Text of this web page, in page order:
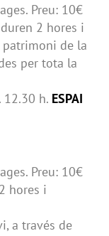
Preu: 10€
2 hores i
de la
per tota la
12.30 h. ESPAI
Preu: 10€
hores i
a través de